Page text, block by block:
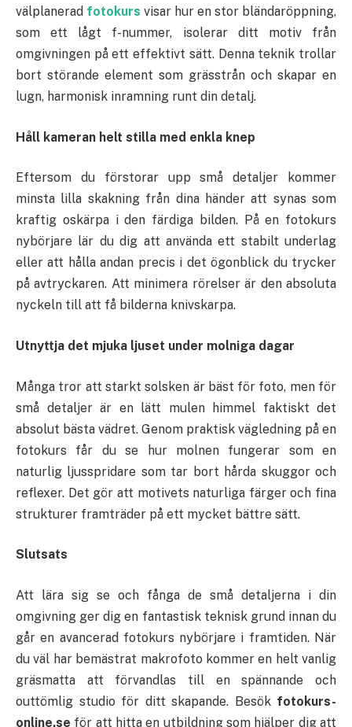
välplanerad fotokurs visar hur en stor bländaröppning,
som ett lågt f-nummer, isolerar ditt motiv från
omgivningen på ett effektivt sätt. Denna teknik trollar
bort störande element som grässtrån och skapar en
lugn, harmonisk inramning runt din detalj.
Håll kameran helt stilla med enkla knep
Eftersom du förstorar upp små detaljer kommer
minsta lilla skakning från dina händer att synas som
kraftig oskärpa i den färdiga bilden. På en fotokurs
nybörjare lär du dig att använda ett stabilt underlag
eller att hålla andan precis i det ögonblick du trycker
på avtryckaren. Att minimera rörelser är den absoluta
nyckeln till att få bilderna knivskarpa.
Utnyttja det mjuka ljuset under molniga dagar
Många tror att starkt solsken är bäst för foto, men för
små detaljer är en lätt mulen himmel faktiskt det
absolut bästa vädret. Genom praktisk vägledning på en
fotokurs får du se hur molnen fungerar som en
naturlig ljusspridare som tar bort hårda skuggor och
reflexer. Det gör att motivets naturliga färger och fina
strukturer framträder på ett mycket bättre sätt.
Slutsats
Att lära sig se och fånga de små detaljerna i din
omgivning ger dig en fantastisk teknisk grund innan du
går en avancerad fotokurs nybörjare i framtiden. När
du väl har bemästrat makrofoto kommer en helt vanlig
gräsmatta att förvandlas till en spännande och
outtömlig studio för ditt skapande. Besök fotokurs-
online.se för att hitta en utbildning som hjälper dig att